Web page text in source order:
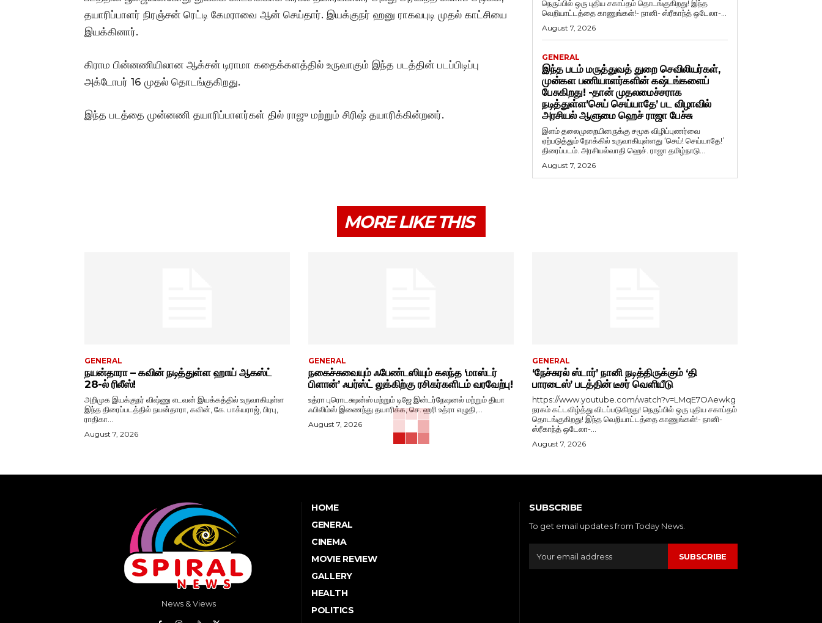
தயாரிப்பாளர் நிரஞ்சன் ரெட்டி கேமராவை ஆன் செய்தார். இயக்குநர் ஹனு ராகவபுடி முதல் காட்சியை
இயக்கினார்.
கிராம பின்னணியிலான ஆக்சன் டிராமா கதைக்களத்தில் உருவாகும் இந்த படத்தின் படப்பிடிப்பு
அக்டோபர் 16 முதல் தொடங்குகிறது.
இந்த படத்தை முன்னணி தயாரிப்பாளர்கள் தில் ராஜு மற்றும் சிரிஷ் தயாரிக்கின்றனர்.
நெருப்பில் ஒரு புதிய சகாப்தம் தொடங்குகிறது! இந்த
வெறியாட்டத்தை காணுங்கள்!- நானி- ஸ்ரீகாந்த் ஒடேலா-...
August 7, 2026
GENERAL
இந்த படம் மருத்துவத் துறை செவிலியர்கள்,
முன்கள பணியாளர்களின் கஷ்டங்களைப்
பேசுகிறது! -தான் முதலமைச்சராக
நடித்துள்ள’செய் செய்யாதே’ பட விழாவில்
அரசியல் ஆளுமை ஹெச் ராஜா பேச்சு
இளம் தலைமுறையினருக்கு சமூக விழிப்புணர்வை
ஏற்படுத்தும் நோக்கில் உருவாகியுள்ளது ‘செய்! செய்யாதே!’
திரைப்படம். அரசியல்வாதி ஹெச். ராஜா தமிழ்நாடு...
August 7, 2026
MORE LIKE THIS
GENERAL
நயன்தாரா – கவின் நடித்துள்ள ஹாய் ஆகஸ்ட்
28-ல் ரிலீஸ்!
அறிமுக இயக்குநர் விஷ்ணு எடவன் இயக்கத்தில் உருவாகியுள்ள
இந்த திரைப்படத்தில் நயன்தாரா, கவின், கே. பாக்யராஜ், பிரபு,
ராதிகா...
August 7, 2026
GENERAL
நகைச்சுவையும் ஃபேண்டஸியும் கலந்த ‘மாஸ்டர்
பிளான்’ ஃபர்ஸ்ட் லுக்கிற்கு ரசிகர்களிடம் வரவேற்பு!
உத்ரா புரொடக்ஷன்ஸ் மற்றும் டிஜே இன்டர்நேஷனல் மற்றும் தியா
ஃபிலிம்ஸ் இணைந்து தயாரிக்க, செ. ஹரி உத்ரா எழுதி,...
August 7, 2026
GENERAL
‘நேச்சுரல் ஸ்டார்’ நானி நடித்திருக்கும் ‘தி
பாரடைஸ்’ படத்தின் டீசர் வெளியீடு
https://www.youtube.com/watch?v=LMqE7OAewkg
நரகம் கட்டவிழ்த்து விடப்படுகிறது! நெருப்பில் ஒரு புதிய சகாப்தம்
தொடங்குகிறது! இந்த வெறியாட்டத்தை காணுங்கள்!- நானி-
ஸ்ரீகாந்த் ஒடேலா-...
August 7, 2026
News & Views
HOME
GENERAL
CINEMA
MOVIE REVIEW
GALLERY
HEALTH
POLITICS
SUBSCRIBE
To get email updates from Today News.
SUBSCRIBE